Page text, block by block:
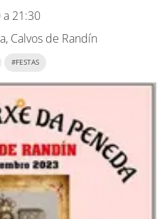
a 21:30
Calvos de Randín
#FESTAS